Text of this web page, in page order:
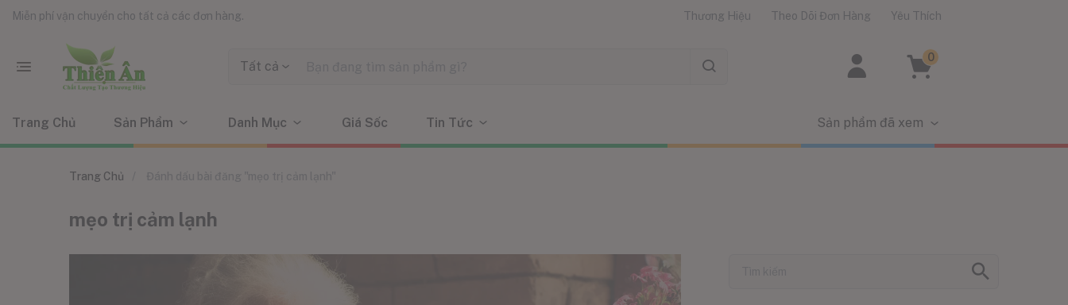
Miễn phí vận chuyển cho tất cả các đơn hàng. Thương Hiệu Theo Dõi Đơn Hàng Yêu Thích
Tất cả
0
Trang Chủ Sản Phẩm Danh Mục Giá Sốc Tin Tức Sản phẩm đã xem
Trang Chủ
mẹo trị cảm lạnh